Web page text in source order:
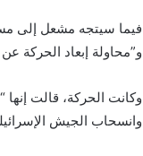
فيما سيتجه مشعل إلى
و”محاولة إبعاد الحركة
وكانت الحركة، قالت
وانسحاب الجيش